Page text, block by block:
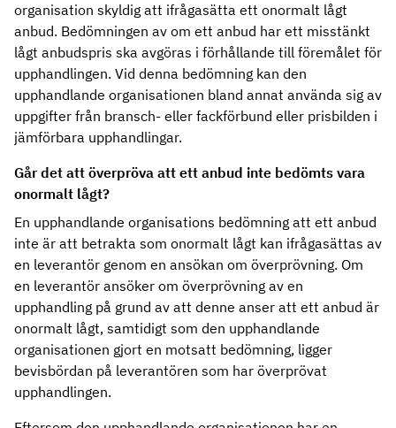
organisation skyldig att ifrågasätta ett onormalt lågt
anbud. Bedömningen av om ett anbud har ett misstänkt
lågt anbudspris ska avgöras i förhållande till föremålet för
upphandlingen. Vid denna bedömning kan den
upphandlande organisationen bland annat använda sig av
uppgifter från bransch- eller fackförbund eller prisbilden i
jämförbara upphandlingar.
Går det att överpröva att ett anbud inte bedömts vara
onormalt lågt?
En upphandlande organisations bedömning att ett anbud
inte är att betrakta som onormalt lågt kan ifrågasättas av
en leverantör genom en ansökan om överprövning. Om
en leverantör ansöker om överprövning av en
upphandling på grund av att denne anser att ett anbud är
onormalt lågt, samtidigt som den upphandlande
organisationen gjort en motsatt bedömning, ligger
bevisbördan på leverantören som har överprövat
upphandlingen.